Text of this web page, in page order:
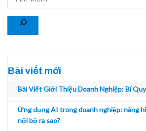
Bài viết mới
Bài Viết Giới Thiệu Doanh Nghiệp: Bí
Ứng dụng AI trong doanh nghiệp: nâng
nội bộ ra sao?